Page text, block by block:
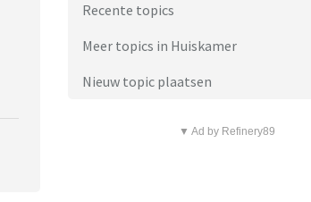
Recente topics
Meer topics in Huiskamer
Nieuw topic plaatsen
▼ Ad by Refinery89